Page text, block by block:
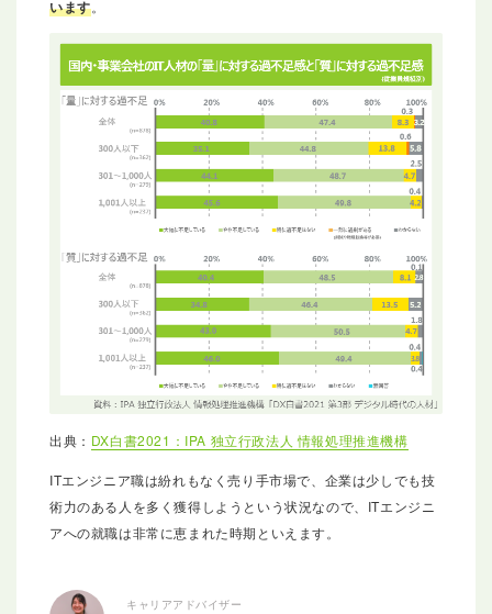
います。
出典： DX白書2021：IPA 独立行政法人 情報処理推進機構
ITエンジニア職は紛れもなく売り手市場で、企業は少しでも技
術力のある人を多く獲得しようという状況なので、ITエンジニ
アへの就職は非常に恵まれた時期といえます。
キャリアアドバイザー